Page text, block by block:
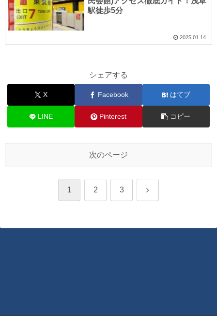
駅徒歩5分
2025.01.14
シェアする
X Facebook はてブ
LINE Pinterest コピー
次のページ
1 2 3 次